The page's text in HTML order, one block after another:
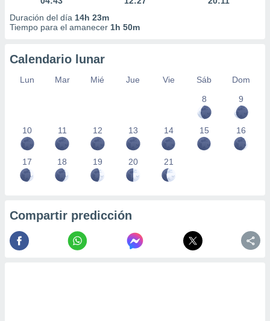
Duración del día 14h 23m
Tiempo para el amanecer 1h 50m
Calendario lunar
Lun Mar Mié Jue Vie Sáb
Dom
8
9
10 11 12 13 14 15 16
17 18 19 20 21
Compartir predicción